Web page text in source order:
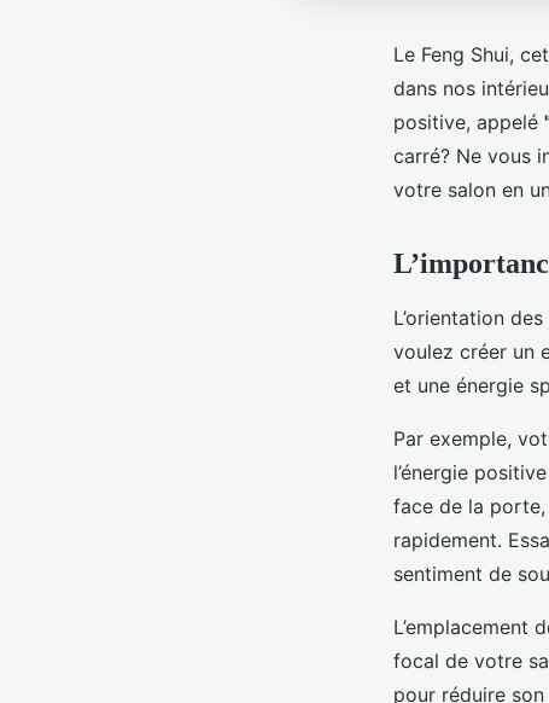
Le Feng Shui,
dans nos
positive, appelé
carré? Ne vous
votre salon en
L’orientation
voulez créer un
et une énergie
Par exemple,
l’énergie
face de la porte,
rapidement.
sentiment de
L’emplacement
focal de votre
pour réduire